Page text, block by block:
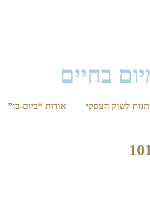
בחיים
לשוק העסקי אודות “ביום-בו”